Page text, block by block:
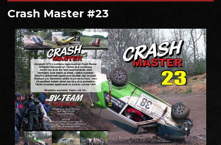
Crash Master #23